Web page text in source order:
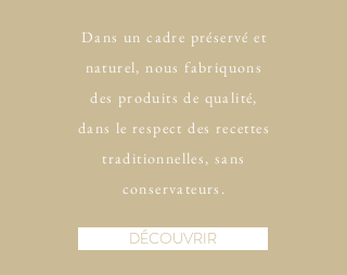
Dans un cadre préservé et
naturel, nous fabriquons
des produits de qualité,
dans le respect des recettes
traditionnelles, sans
conservateurs.
DÉCOUVRIR